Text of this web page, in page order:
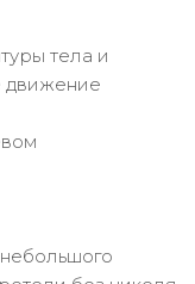
тела и
движение